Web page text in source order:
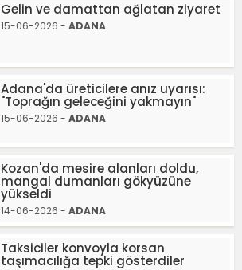
Gelin ve damattan ağlatan ziyaret
15-06-2026 - ADANA
Adana'da üreticilere anız uyarısı:
"Toprağın geleceğini yakmayın"
15-06-2026 - ADANA
Kozan'da mesire alanları doldu,
mangal dumanları gökyüzüne
yükseldi
14-06-2026 - ADANA
Taksiciler konvoyla korsan
taşımacılığa tepki gösterdiler